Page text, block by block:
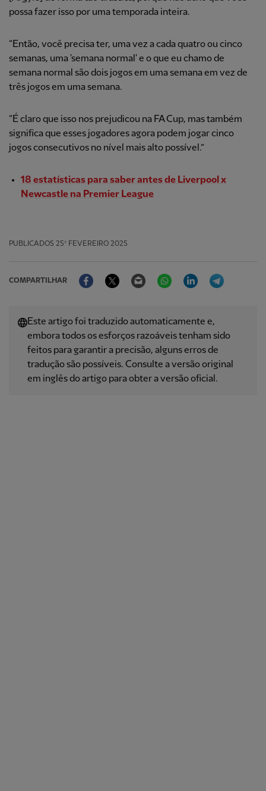
possa fazer isso por uma temporada inteira.
“Então, você precisa ter, uma vez a cada quatro ou cinco
semanas, uma 'semana normal' e o que eu chamo de
semana normal são dois jogos em uma semana em vez de
três jogos em uma semana.
“É claro que isso nos prejudicou na FA Cup, mas também
significa que esses jogadores agora podem jogar cinco
jogos consecutivos no nível mais alto possível.”
18 estatísticas para saber antes de Liverpool x
Newcastle na Premier League
PUBLICADOS 25º FEVEREIRO 2025
COMPARTILHAR
FacebookTwitter Email WhatsAppLinkedIn
Este artigo foi traduzido automaticamente e,
embora todos os esforços razoáveis ​​tenham sido
feitos para garantir a precisão, alguns erros de
tradução são possíveis. Consulte a versão original
em inglês do artigo para obter a versão oficial.